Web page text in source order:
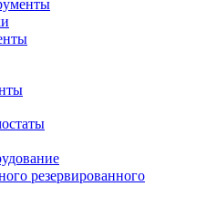
резервированного